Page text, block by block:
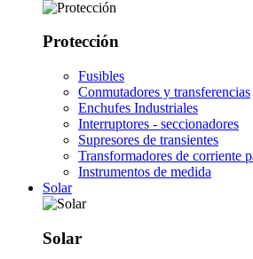
Protección
Fusibles
Conmutadores y transferencias
Enchufes Industriales
Interruptores - seccionadores
Supresores de transientes
Transformadores de corriente
Instrumentos de medida
Solar
Solar